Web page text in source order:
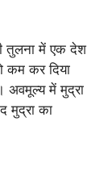
तुलना में एक देश
कम कर दिया
अवमूल्य में मुद्रा
मुद्रा का